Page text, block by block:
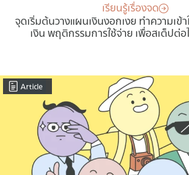
จุดเริ่มต้นวางแผนเงินงอกเงย ทำความเข้
เงิน พฤติกรรมการใช้จ่าย เพื่อสเต็ปต่อ
เรียนรู้เรื่องจด
Article